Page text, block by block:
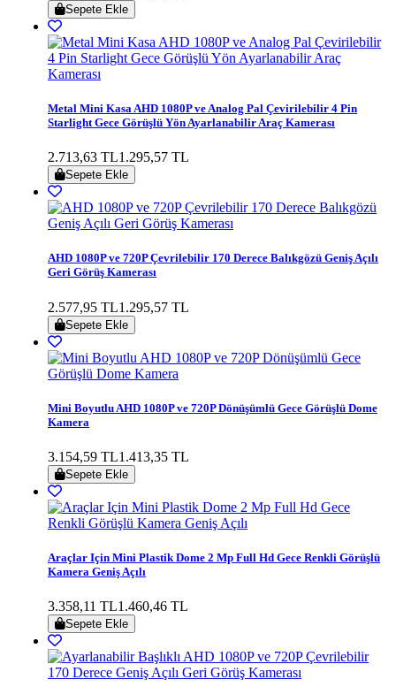
Sepete Ekle
Metal Mini Kasa AHD 1080P ve Analog Pal Çevirilebilir 4 Pin
Starlight Gece Görüşlü Yön Ayarlanabilir Araç Kamerası
2.713,63 TL1.295,57 TL
Sepete Ekle
AHD 1080P ve 720P Çevrilebilir 170 Derece Balıkgözü Geniş Açılı
Geri Görüş Kamerası
2.577,95 TL1.295,57 TL
Sepete Ekle
Mini Boyutlu AHD 1080P ve 720P Dönüşümlü Gece Görüşlü Dome
Kamera
3.154,59 TL1.413,35 TL
Sepete Ekle
Araçlar Için Mini Plastik Dome 2 Mp Full Hd Gece Renkli Görüşlü
Kamera Geniş Açılı
3.358,11 TL1.460,46 TL
Sepete Ekle